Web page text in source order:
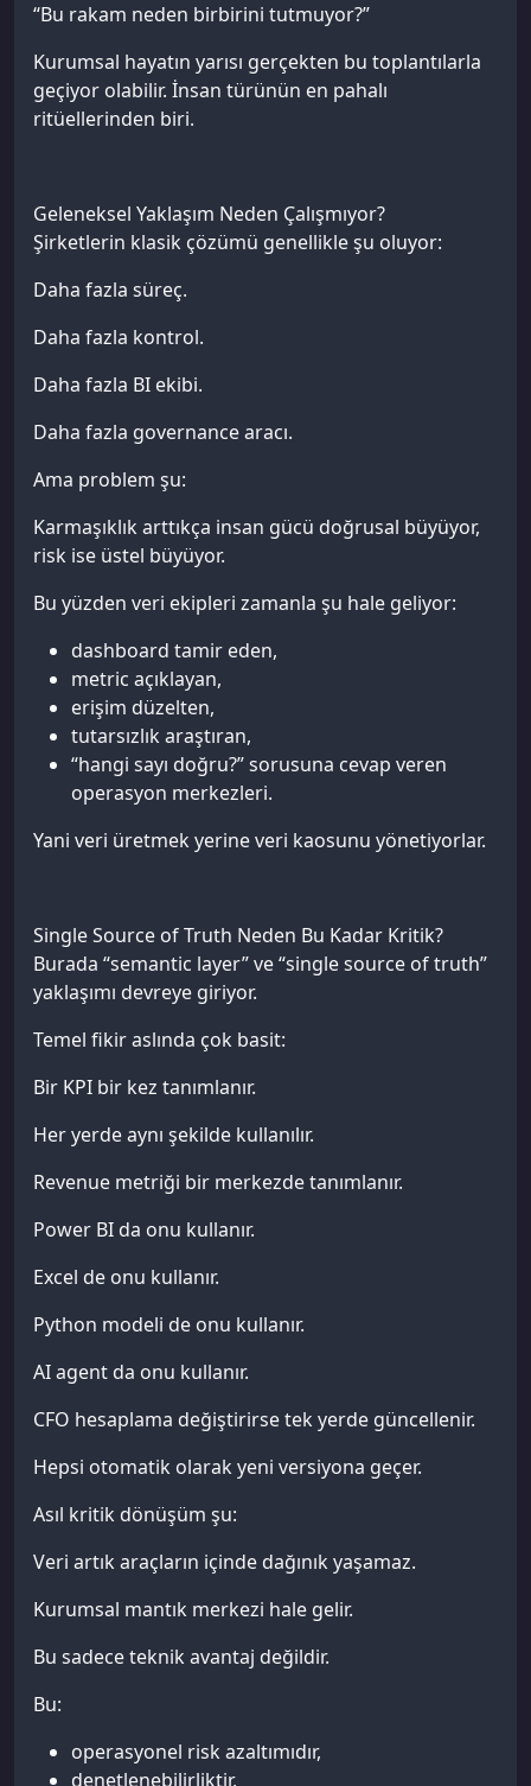
“Bu rakam neden birbirini tutmuyor?”
Kurumsal hayatın yarısı gerçekten bu toplantılarla
geçiyor olabilir. İnsan türünün en pahalı
ritüellerinden biri.
Geleneksel Yaklaşım Neden Çalışmıyor?
Şirketlerin klasik çözümü genellikle şu oluyor:
Daha fazla süreç.
Daha fazla kontrol.
Daha fazla BI ekibi.
Daha fazla governance aracı.
Ama problem şu:
Karmaşıklık arttıkça insan gücü doğrusal büyüyor,
risk ise üstel büyüyor.
Bu yüzden veri ekipleri zamanla şu hale geliyor:
dashboard tamir eden,
metric açıklayan,
erişim düzelten,
tutarsızlık araştıran,
“hangi sayı doğru?” sorusuna cevap veren
operasyon merkezleri.
Yani veri üretmek yerine veri kaosunu yönetiyorlar.
Single Source of Truth Neden Bu Kadar Kritik?
Burada “semantic layer” ve “single source of truth”
yaklaşımı devreye giriyor.
Temel fikir aslında çok basit:
Bir KPI bir kez tanımlanır.
Her yerde aynı şekilde kullanılır.
Revenue metriği bir merkezde tanımlanır.
Power BI da onu kullanır.
Excel de onu kullanır.
Python modeli de onu kullanır.
AI agent da onu kullanır.
CFO hesaplama değiştirirse tek yerde güncellenir.
Hepsi otomatik olarak yeni versiyona geçer.
Asıl kritik dönüşüm şu:
Veri artık araçların içinde dağınık yaşamaz.
Kurumsal mantık merkezi hale gelir.
Bu sadece teknik avantaj değildir.
Bu:
operasyonel risk azaltımıdır,
denetlenebilirliktir,